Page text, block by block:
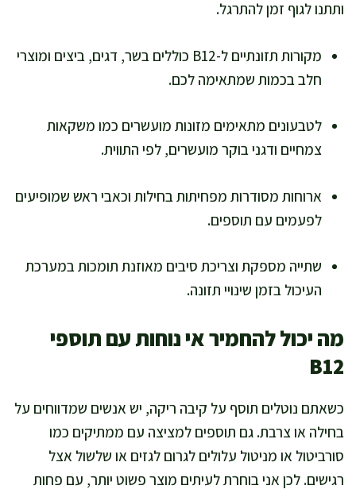
ותתנו לגוף זמן להתרגל.
מקורות תזונתיים ל-B12 כוללים בשר, דגים, ביצים ומוצרי
חלב בכמות שמתאימה לכם.
לטבעונים מתאימים מזונות מועשרים כמו משקאות
צמחיים ודגני בוקר מועשרים, לפי התווית.
ארוחות מסודרות מפחיתות בחילות וכאבי ראש שמופיעים
לפעמים עם תוספים.
שתייה מספקת וצריכת סיבים מאוזנת תומכות במערכת
העיכול בזמן שינויי תזונה.
מה יכול להחמיר אי נוחות עם תוספי
B12
כשאתם נוטלים תוסף על קיבה ריקה, יש אנשים שמדווחים על
בחילה או צרבת. גם תוספים למציצה עם ממתיקים כמו
סורביטול או מניטול עלולים לגרום לגזים או שלשול אצל
רגישים. לכן אני בוחרת לעיתים מוצר פשוט יותר, עם פחות